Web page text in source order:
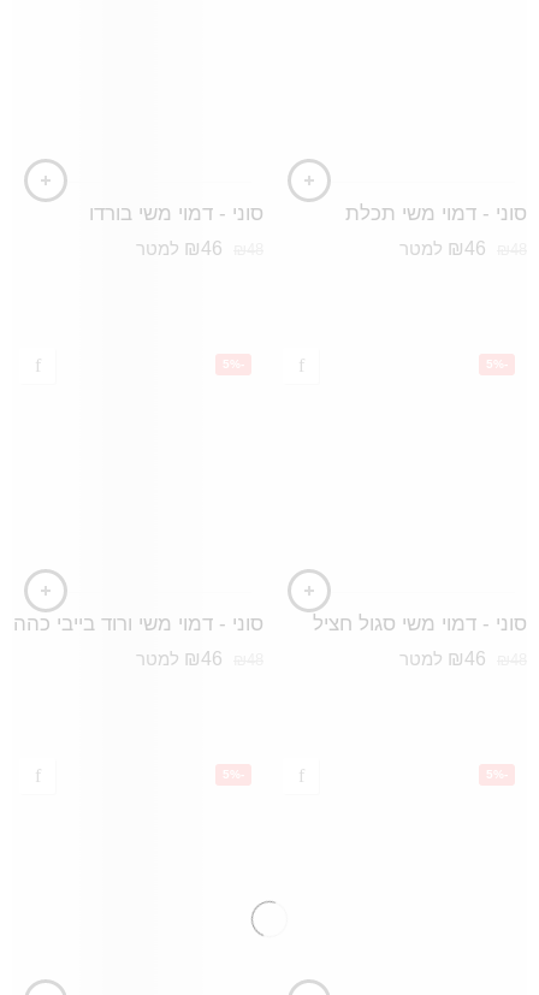
סוני - דמוי משי תכלת
₪46 למטר
סוני - דמוי משי בורדו
₪46 למטר
-5%
סוני - דמוי משי סגול חציל
₪46 למטר
-5%
סוני - דמוי משי ורוד בייבי כהה
₪46 למטר
-5%
-5%